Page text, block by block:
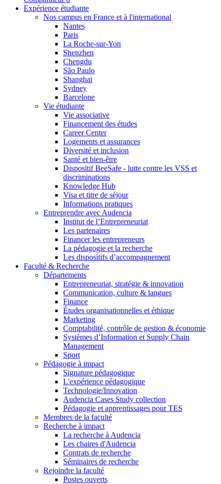
Expérience étudiante
Nos campus en France et à l'international
Nantes
Paris
La Roche-sur-Yon
Shenzhen
Chengdu
São Paulo
Shanghai
Sydney
Barcelone
Vie étudiante
Vie associative
Financement des études
Career Center
Logements et assurances
Diversité et inclusion
Santé et bien-être
Dispositif BeeSafe - lutte contre les VSS et
discriminations
Knowledge Hub
Visa et titre de séjour
Informations pratiques
Entreprendre avec Audencia
Institut de l’Entrepreneuriat
Les partenaires
Financer les entrepreneurs
La pédagogie et la recherche
Les dispositifs d’accompagnement
Faculté & Recherche
Départements
Entrepreneuriat, stratégie & innovation
Communication, culture & langues
Finance
Études organisationnelles et éthique
Marketing
Comptabilité, contrôle de gestion & économie
Systèmes d’Information et Supply Chain
Management
Sport
Pédagogie à impact
Signature pédagogique
L'expérience pédagogique
Technologie/Innovation
Audencia Cases Study collection
Pédagogie et apprentissages pour TES
Membres de la faculté
Recherche à impact
La recherche à Audencia
Les chaires d'Audencia
Contrats de recherche
Séminaires de recherche
Rejoindre la faculté
Postes ouverts